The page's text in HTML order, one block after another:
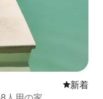
新しい宿
新着